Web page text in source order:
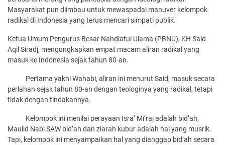
Masyarakat pun diimbau untuk mewaspadai manuver kelompok
radikal di Indonesia yang terus mencari simpati publik.
Ketua Umum Pengurus Besar Nahdlatul Ulama (PBNU), KH Said
Aqil Siradj, mengungkapkan empat macam aliran radikal yang
masuk ke Indonesia sejak tahun 80-an.
Pertama yakni Wahabi, aliran ini menurut Said, masuk secara
perlahan sejak tahun 80-an dengan teologinya yang radikal, tetapi
tidak dengan tindakannya.
Kelompok ini menilai perayaan Isra’ Mi’raj adalah bid’ah,
Maulid Nabi SAW bid’ah dan ziarah kubur adalah hal yang musrik.
Tapi, kelompok ini menyampaikan hal yang dianggap bid’ah secara